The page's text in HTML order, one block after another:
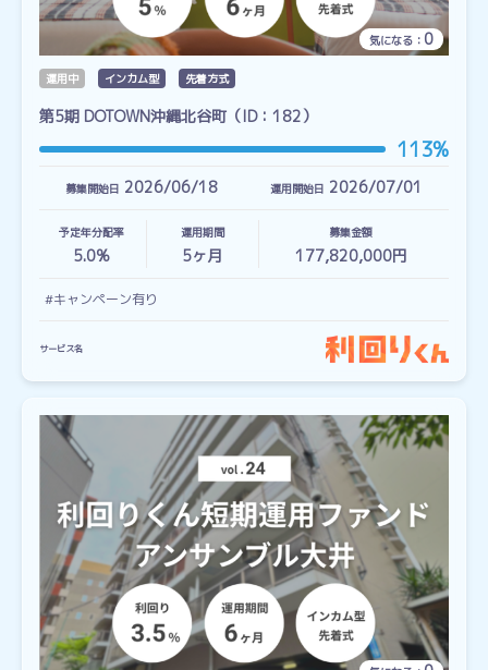
気になる： 0
運用中 インカム型 先着方式
第5期 DOTOWN沖縄北谷町（ID：182）
113%
募集開始日 2026/06/18 運用開始日 2026/07/01
予定年分配率
5.0%
運用期間
5ヶ月
募集金額
177,820,000円
#キャンペーン有り
サービス名